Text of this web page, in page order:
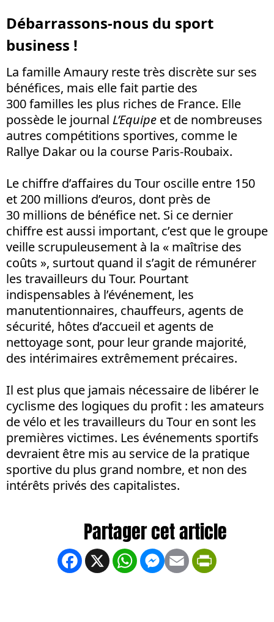
Débarrassons-nous du sport
business !
La famille Amaury reste très discrète sur ses
bénéfices, mais elle fait partie des
300 familles les plus riches de France. Elle
possède le journal L’Equipe et de nombreuses
autres compétitions sportives, comme le
Rallye Dakar ou la course Paris-Roubaix.
Le chiffre d’affaires du Tour oscille entre 150
et 200 millions d’euros, dont près de
30 millions de bénéfice net. Si ce dernier
chiffre est aussi important, c’est que le groupe
veille scrupuleusement à la « maîtrise des
coûts », surtout quand il s’agit de rémunérer
les travailleurs du Tour. Pourtant
indispensables à l’événement, les
manutentionnaires, chauffeurs, agents de
sécurité, hôtes d’accueil et agents de
nettoyage sont, pour leur grande majorité,
des intérimaires extrêmement précaires.
Il est plus que jamais nécessaire de libérer le
cyclisme des logiques du profit : les amateurs
de vélo et les travailleurs du Tour en sont les
premières victimes. Les événements sportifs
devraient être mis au service de la pratique
sportive du plus grand nombre, et non des
intérêts privés des capitalistes.
Facebook
X WhatsApp
Messenger
Email